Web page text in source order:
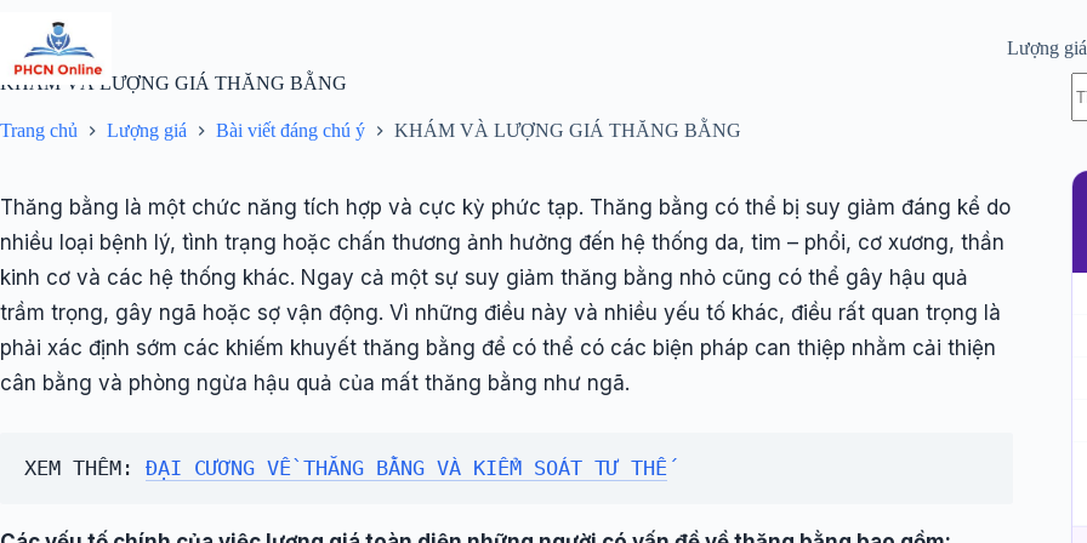
phần
nội
dung
Lượng giá
KHÁM VÀ LƯỢNG GIÁ THĂNG BẰNG
Trang chủ Lượng giá Bài viết đáng chú ý KHÁM VÀ LƯỢNG GIÁ THĂNG BẰNG
Thăng bằng là một chức năng tích hợp và cực kỳ phức tạp. Thăng bằng có thể bị suy giảm đáng kể do
nhiều loại bệnh lý, tình trạng hoặc chấn thương ảnh hưởng đến hệ thống da, tim – phổi, cơ xương, thần
kinh cơ và các hệ thống khác. Ngay cả một sự suy giảm thăng bằng nhỏ cũng có thể gây hậu quả
trầm trọng, gây ngã hoặc sợ vận động. Vì những điều này và nhiều yếu tố khác, điều rất quan trọng là
phải xác định sớm các khiếm khuyết thăng bằng để có thể có các biện pháp can thiệp nhằm cải thiện
cân bằng và phòng ngừa hậu quả của mất thăng bằng như ngã.
XEM THÊM: ĐẠI CƯƠNG VỀ THĂNG BẰNG VÀ KIỂM SOÁT TƯ THẾ